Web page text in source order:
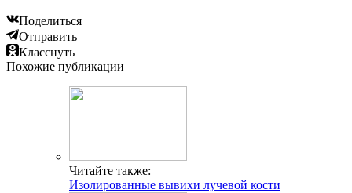
Поделиться
Отправить
Класснуть
Похожие публикации
Читайте также:
Изолированные вывихи лучевой кости